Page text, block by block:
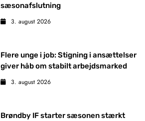
sæsonafslutning
3. august 2026
Flere unge i job: Stigning i ansættelser
giver håb om stabilt arbejdsmarked
3. august 2026
Brøndby IF starter sæsonen stærkt